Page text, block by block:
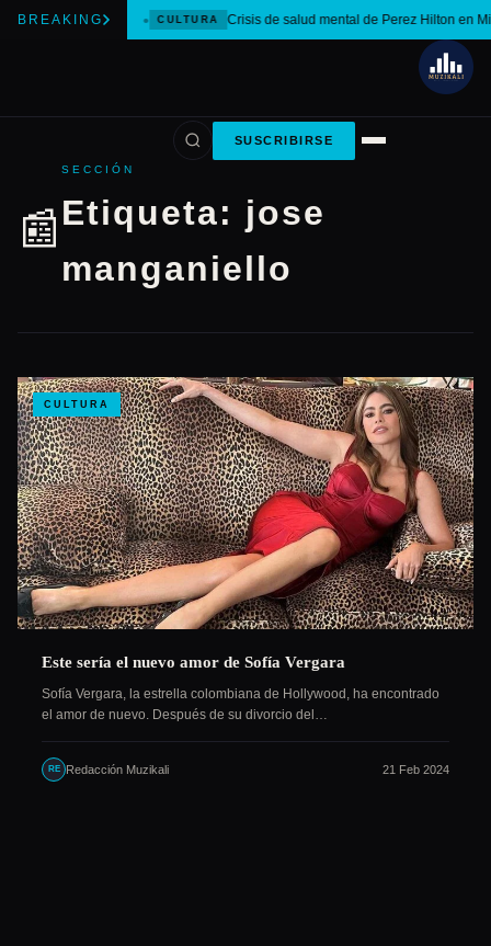
BREAKING CULTURA Crisis de salud mental de Perez Hilton en
SUSCRIBIRSE
📰
SECCIÓN
Etiqueta: jose
manganiello
CULTURA
Este sería el nuevo amor de Sofía Vergara
Sofía Vergara, la estrella colombiana de Hollywood, ha encontrado
el amor de nuevo. Después de su divorcio del…
RE Redacción Muzikali 21 Feb 2024